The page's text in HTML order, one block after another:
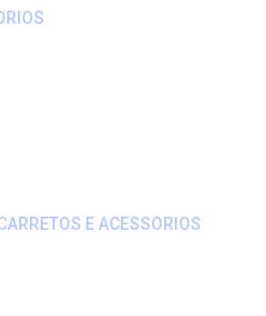
E ACESSORIOS